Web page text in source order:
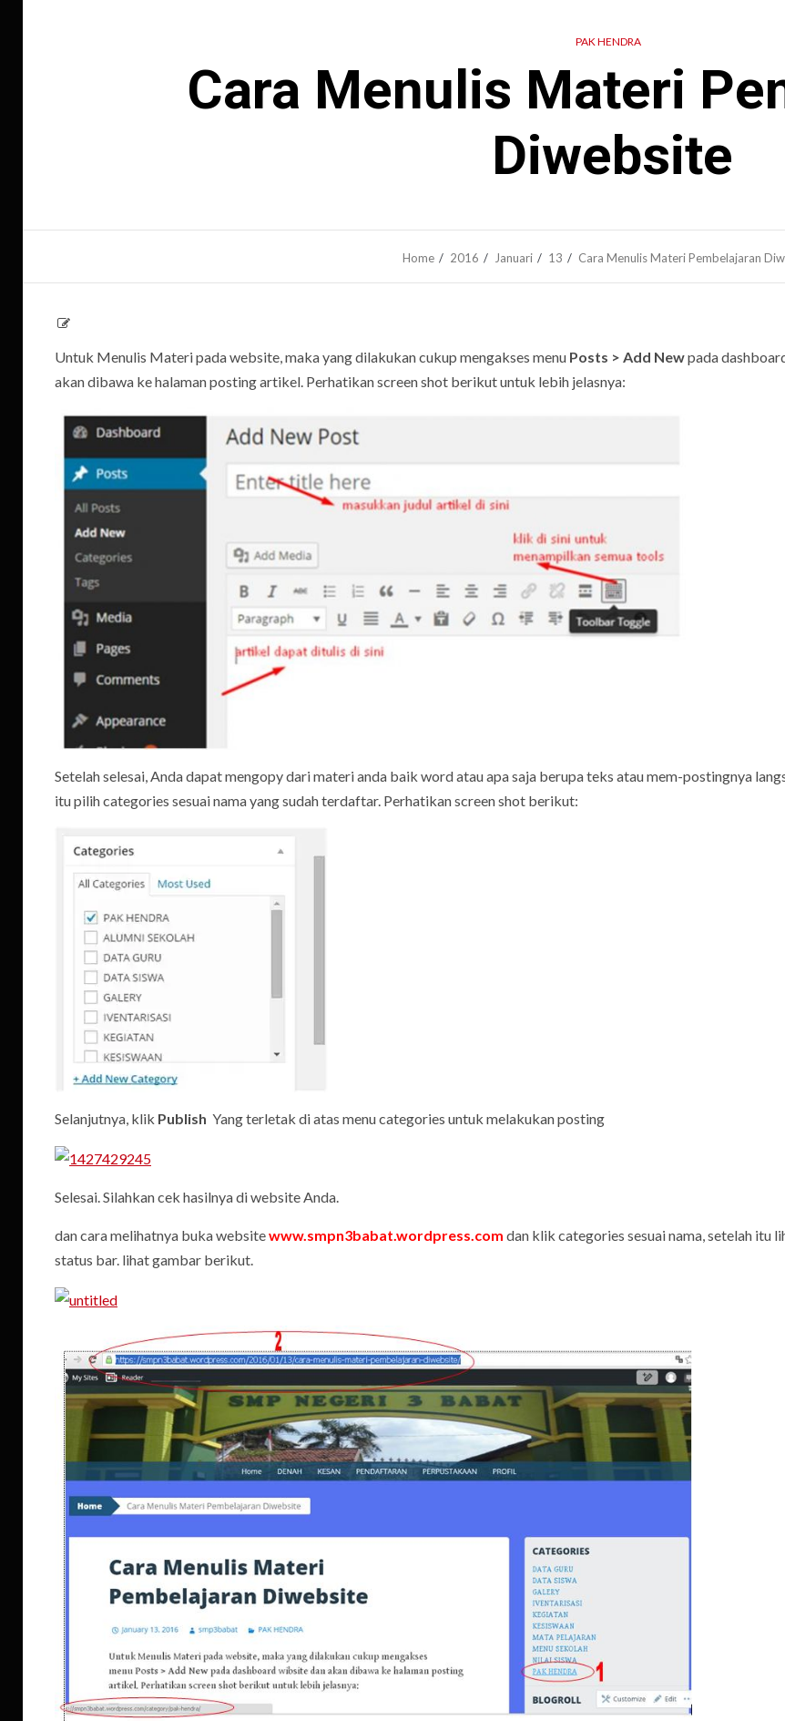
PAK HENDRA
Cara Menulis Materi
Diwebsite
Home 2016 Januari 13 Cara Menulis Materi Pembelajaran
Untuk Menulis Materi pada website, maka yang dilakukan cukup mengakses menu Posts > Add Newpada
akan dibawa ke halaman posting artikel. Perhatikan screen shot berikut untuk lebih jelasnya:
Setelah selesai, Anda dapat mengopy dari materi anda baik word atau apa saja berupa teks atau mem-postingnya
itu pilih categories sesuai nama yang sudah terdaftar. Perhatikan screen shot berikut:
Selanjutnya, klik Publish Yang terletak di atas menu categories untuk melakukan posting
Selesai. Silahkan cek hasilnya di website Anda.
dan cara melihatnya buka websitewww.smpn3babat.wordpress.com dan klik categories sesuai nama, setelah itu
status bar. lihat gambar berikut.